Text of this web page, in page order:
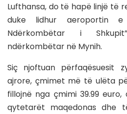
Lufthansa, do të hapë linjë të
duke lidhur aeroportin e
Ndërkombëtar i
ndërkombëtar në Mynih.
Siç njoftuan përfaqësuesit
ajrore, çmimet më të ulëta
fillojnë nga çmimi 39.99
qytetarët maqedonas dhe